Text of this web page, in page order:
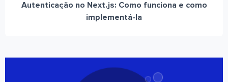
Autenticação no Next.js: Como funciona e como
implementá-la